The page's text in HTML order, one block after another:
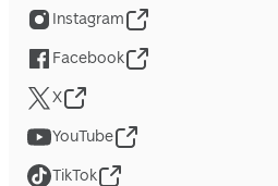
Instagram
Facebook
X
YouTube
TikTok